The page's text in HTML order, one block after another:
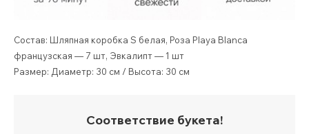
Состав: Шляпная коробка S белая, Роза Playa Blanca
французская — 7 шт, Эвкалипт — 1 шт
Размер: Диаметр: 30 см / Высота: 30 см
Соответствие букета!